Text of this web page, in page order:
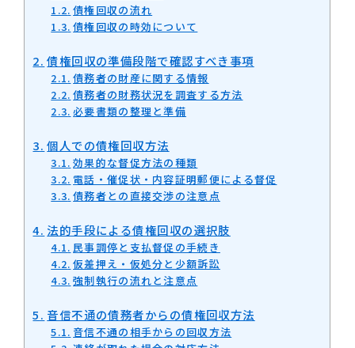
債権回収の流れ
債権回収の時効について
債権回収の準備段階で確認すべき事項
債務者の財産に関する情報
債務者の財務状況を調査する方法
必要書類の整理と準備
個人での債権回収方法
効果的な督促方法の種類
電話・催促状・内容証明郵便による督促
債務者との直接交渉の注意点
法的手段による債権回収の選択肢
民事調停と支払督促の手続き
仮差押え・仮処分と少額訴訟
強制執行の流れと注意点
音信不通の債務者からの債権回収方法
音信不通の相手からの回収方法